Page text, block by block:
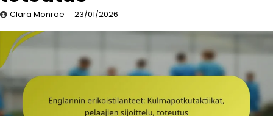
Clara Monroe 23/01/2026